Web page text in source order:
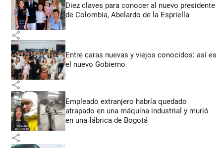
Diez claves para conocer al nuevo presidente
de Colombia, Abelardo de la Espriella
share
Entre caras nuevas y viejos conocidos: así es
el nuevo Gobierno
share
Empleado extranjero habría quedado
atrapado en una máquina industrial y murió
en una fábrica de Bogotá
share